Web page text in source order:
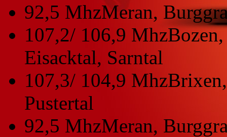
92,5 MhzMeran,
107,2/ 106,9 Mhz
Eisacktal, Sarntal
107,3/ 104,9 Mhz
Pustertal
92,5 MhzMeran,